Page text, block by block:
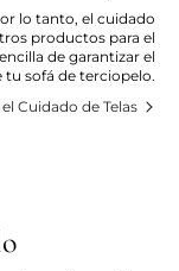
lo tanto, el cuidado
productos para el
de garantizar el
sofá de terciopelo.
Cuidado de Telas